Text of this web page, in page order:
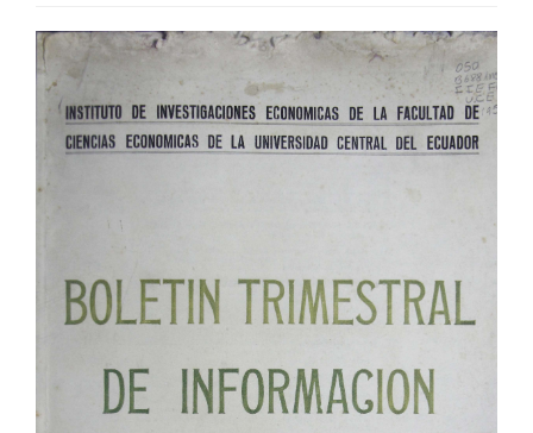
Barra
lateral
del
artículo